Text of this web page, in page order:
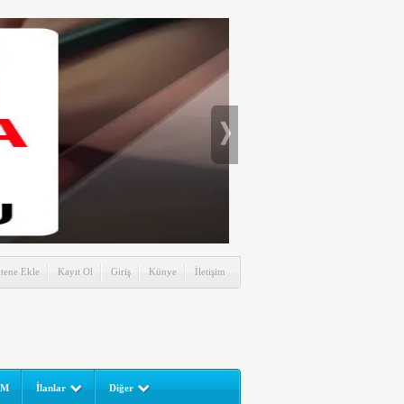
Ekle Kayıt Ol Giriş Künye İletişim
İlanlar Diğer